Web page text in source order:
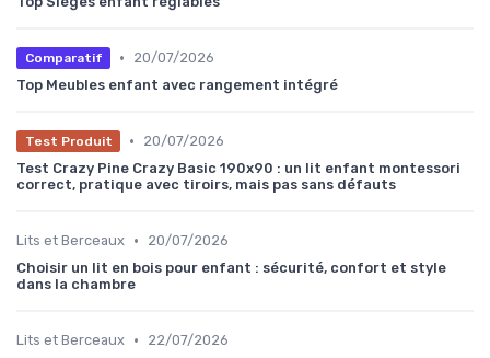
Comparatif •
20/07/2026
Top Meubles enfant avec rangement intégré
Test Produit •
20/07/2026
Test Crazy Pine Crazy Basic 190x90 : un lit enfant montessori
correct, pratique avec tiroirs, mais pas sans défauts
Lits et Berceaux •
20/07/2026
Choisir un lit en bois pour enfant : sécurité, confort et style
dans la chambre
Lits et Berceaux •
22/07/2026